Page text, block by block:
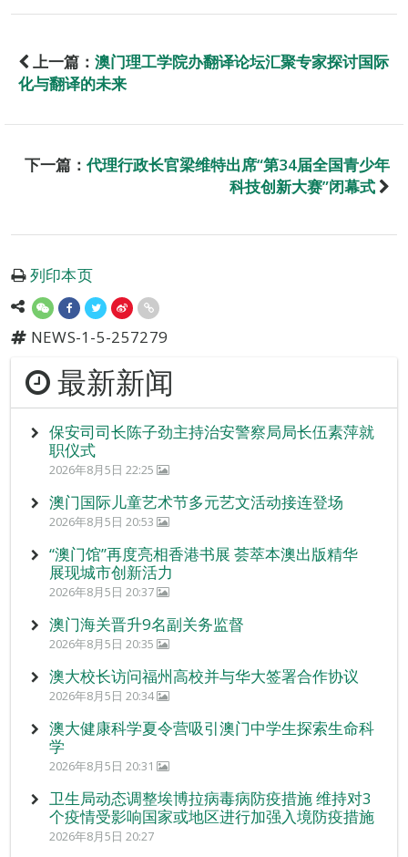
上一篇： 澳门理工学院办翻译论坛汇聚专家探讨国际
化与翻译的未来
下一篇： 代理行政长官梁维特出席“第34届全国青少年
科技创新大赛”闭幕式
列印本页
NEWS-1-5-257279
最新新闻
保安司司长陈子劲主持治安警察局局长伍素萍就
职仪式
2026年8月5日 22:25
澳门国际儿童艺术节多元艺文活动接连登场
2026年8月5日 20:53
“澳门馆”再度亮相香港书展 荟萃本澳出版精华
展现城市创新活力
2026年8月5日 20:37
澳门海关晋升9名副关务监督
2026年8月5日 20:35
澳大校长访问福州高校并与华大签署合作协议
2026年8月5日 20:34
澳大健康科学夏令营吸引澳门中学生探索生命科
学
2026年8月5日 20:31
卫生局动态调整埃博拉病毒病防疫措施 维持对3
个疫情受影响国家或地区进行加强入境防疫措施
2026年8月5日 20:27